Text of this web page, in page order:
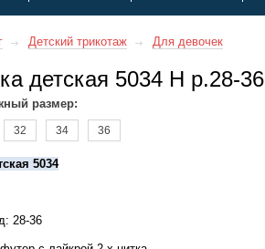
Детский трикотаж Для девочек
детская 5034 Н р.28-36
размер:
32 34 36
5034
28-36